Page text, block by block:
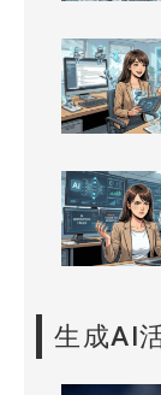
生成AI